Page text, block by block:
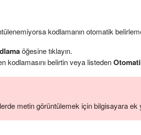
kodlamanın otomatik
öğesine tıklayın.
kodlamasını belirtin veya listeden
metin görüntülemek için bilgisayara